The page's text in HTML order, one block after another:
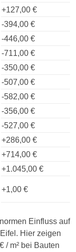
+127,00 €
-394,00 €
-446,00 €
-711,00 €
-350,00 €
-507,00 €
-582,00 €
-356,00 €
-527,00 €
+286,00 €
+714,00 €
+1.045,00 €
+1,00 €
Einfluss auf
Hier zeigen
/ m² bei Bauten